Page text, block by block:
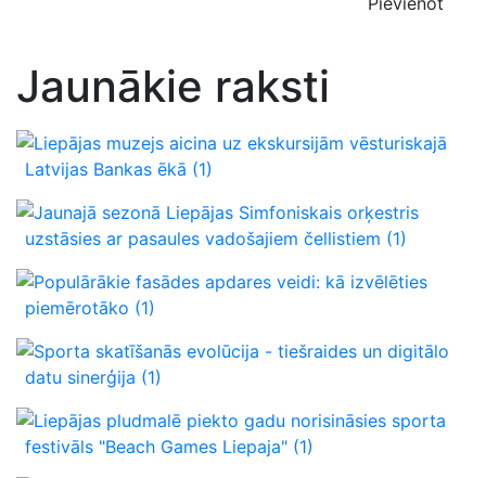
Jaunākie raksti
Liepājas muzejs aicina uz ekskursijām vēsturiskajā
Latvijas Bankas ēkā (1)
Jaunajā sezonā Liepājas Simfoniskais orķestris
uzstāsies ar pasaules vadošajiem čellistiem (1)
Populārākie fasādes apdares veidi: kā izvēlēties
piemērotāko (1)
Sporta skatīšanās evolūcija - tiešraides un digitālo
datu sinerģija (1)
Liepājas pludmalē piekto gadu norisināsies sporta
festivāls "Beach Games Liepaja" (1)